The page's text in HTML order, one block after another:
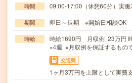
時間 09:00-17:00（休憩60分）実働
期間 即日～長期 ※開始日相談OK
時給
時給1690円 月収例 23万円
×4週 ※月収例を保証するもの
交通費
1ヶ月3万円を上限として実費